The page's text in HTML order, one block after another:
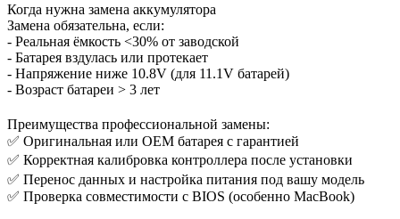
Когда нужна замена аккумулятора
Замена обязательна, если:
- Реальная ёмкость <30% от заводской
- Батарея вздулась или протекает
- Напряжение ниже 10.8V (для 11.1V батарей)
- Возраст батареи > 3 лет
Преимущества профессиональной замены:
✅ Оригинальная или OEM батарея с гарантией
✅ Корректная калибровка контроллера после установки
✅ Перенос данных и настройка питания под вашу модель
✅ Проверка совместимости с BIOS (особенно MacBook)